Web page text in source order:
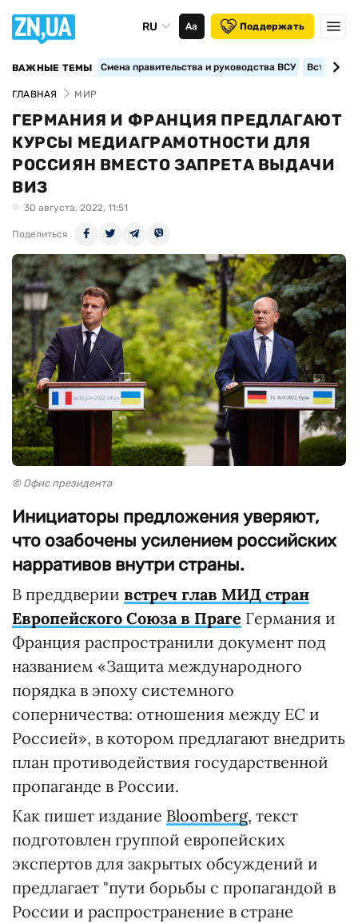
RU Аа Поддержать
ВАЖНЫЕ ТЕМЫ Смена правительства и руководства ВСУ
ГЛАВНАЯ МИР
ГЕРМАНИЯ И ФРАНЦИЯ ПРЕДЛАГАЮТ
КУРСЫ МЕДИАГРАМОТНОСТИ ДЛЯ
РОССИЯН ВМЕСТО ЗАПРЕТА ВЫДАЧИ
ВИЗ
30 августа, 2022, 11:51
Поделиться
© Офис президента
Инициаторы предложения уверяют,
что озабочены усилением российских
нарративов внутри страны.
В преддверии встреч глав МИД стран
Европейского Союза в Праге Германия и
Франция распространили документ под
названием «Защита международного
порядка в эпоху системного
соперничества: отношения между ЕС и
Россией», в котором предлагают внедрить
план противодействия государственной
пропаганде в России.
Как пишет издание Bloomberg, текст
подготовлен группой европейских
экспертов для закрытых обсуждений и
предлагает "пути борьбы с пропагандой в
России и распространение в стране